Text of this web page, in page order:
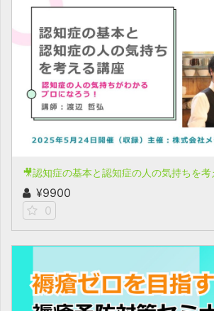
🎥認知症の基本と認知症の人の気持ちを考
¥9900
0